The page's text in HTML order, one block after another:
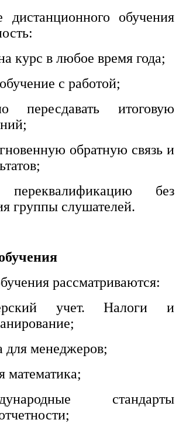
дистанционного обучения
курс в любое время года;
с работой;
пересдавать итоговую
обратную связь и
без
группы слушателей.
рассматриваются:
учет. Налоги и
менеджеров;
математика;
стандарты